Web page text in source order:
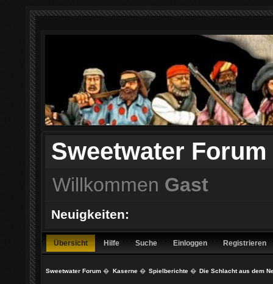
Sweetwater Forum
Willkommen Gast
Neuigkeiten:
Übersicht Hilfe Suche Einloggen Registrieren
Sweetwater Forum � Kaserne� Spielberichte� Die Schlacht aus dem